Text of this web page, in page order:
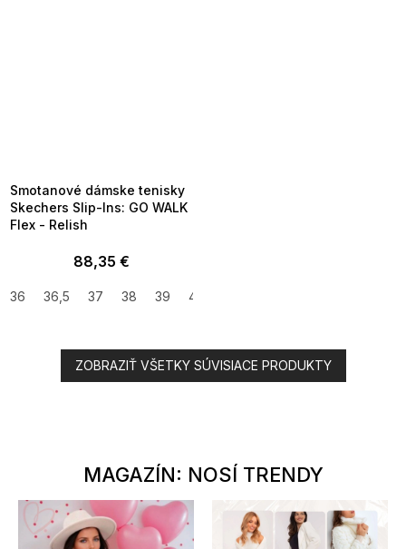
Smotanové dámske tenisky
Skechers Slip-Ins: GO WALK
Flex - Relish
88,35 €
36 36,5 37 38 39 40
ZOBRAZIŤ VŠETKY SÚVISIACE PRODUKTY
MAGAZÍN: NOSÍ TRENDY